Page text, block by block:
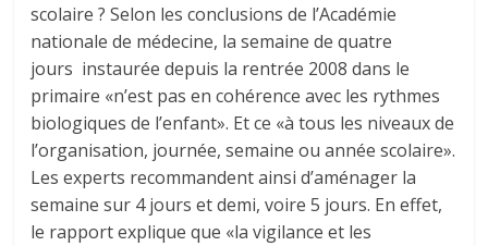
scolaire ? Selon les conclusions de l’Académie
nationale de médecine, la semaine de quatre
jours instaurée depuis la rentrée 2008 dans le
primaire «n’est pas en cohérence avec les rythmes
biologiques de l’enfant». Et ce «à tous les niveaux de
l’organisation, journée, semaine ou année scolaire».
Les experts recommandent ainsi d’aménager la
semaine sur 4 jours et demi, voire 5 jours. En effet,
le rapport explique que «la vigilance et les